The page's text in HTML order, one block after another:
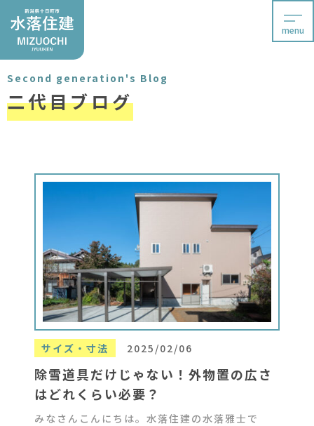
menu
Second generation's Blog
二代目ブログ
サイズ・寸法 2025/02/06
除雪道具だけじゃない！外物置の広さ
はどれくらい必要？
みなさんこんにちは。水落住建の水落雅士で